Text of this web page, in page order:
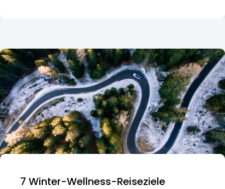
7 Winter-Wellness-Reiseziele